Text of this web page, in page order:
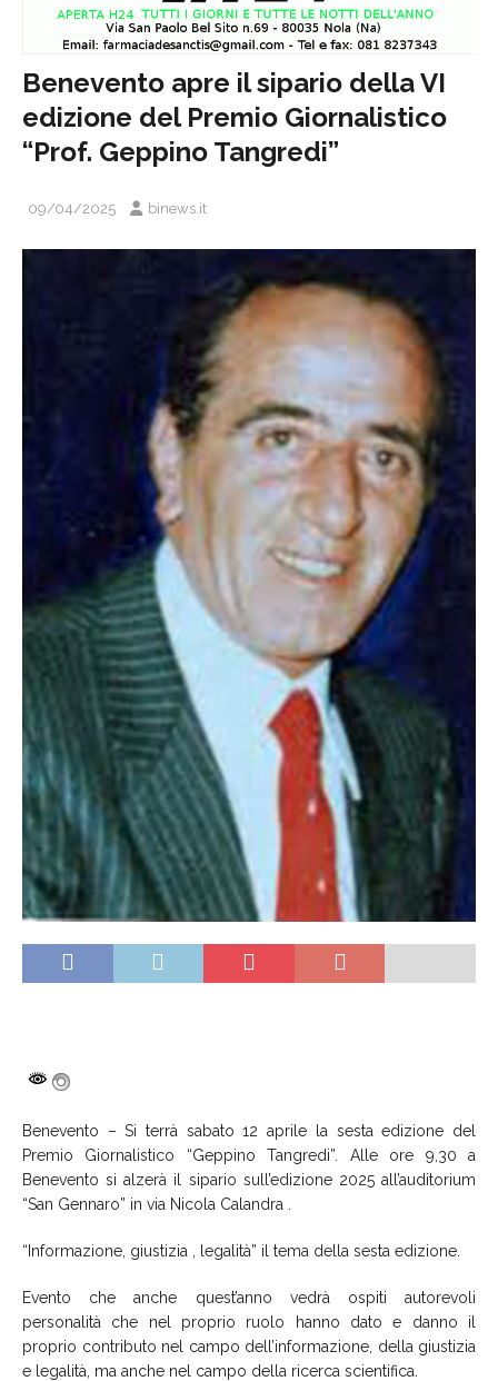
Benevento apre il sipario della VI
edizione del Premio Giornalistico
“Prof. Geppino Tangredi”
09/04/2025 binews.it
Benevento – Si terrà sabato 12 aprile la sesta edizione del
Premio Giornalistico “Geppino Tangredi”. Alle ore 9,30 a
Benevento si alzerà il sipario sull’edizione 2025 all’auditorium
“San Gennaro” in via Nicola Calandra .
“Informazione, giustizia , legalità” il tema della sesta edizione.
Evento che anche quest’anno vedrà ospiti autorevoli
personalità che nel proprio ruolo hanno dato e danno il
proprio contributo nel campo dell’informazione, della giustizia
e legalità, ma anche nel campo della ricerca scientifica.